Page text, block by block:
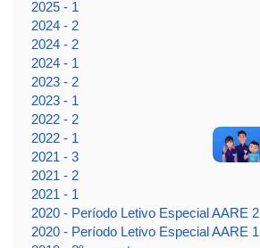
2025 - 1
2024 - 2
2024 - 2
2024 - 1
2023 - 2
2023 - 1
2022 - 2
2022 - 1
2021 - 3
2021 - 2
2021 - 1
2020 - Período Letivo Especial AARE 2
2020 - Período Letivo Especial AARE 1